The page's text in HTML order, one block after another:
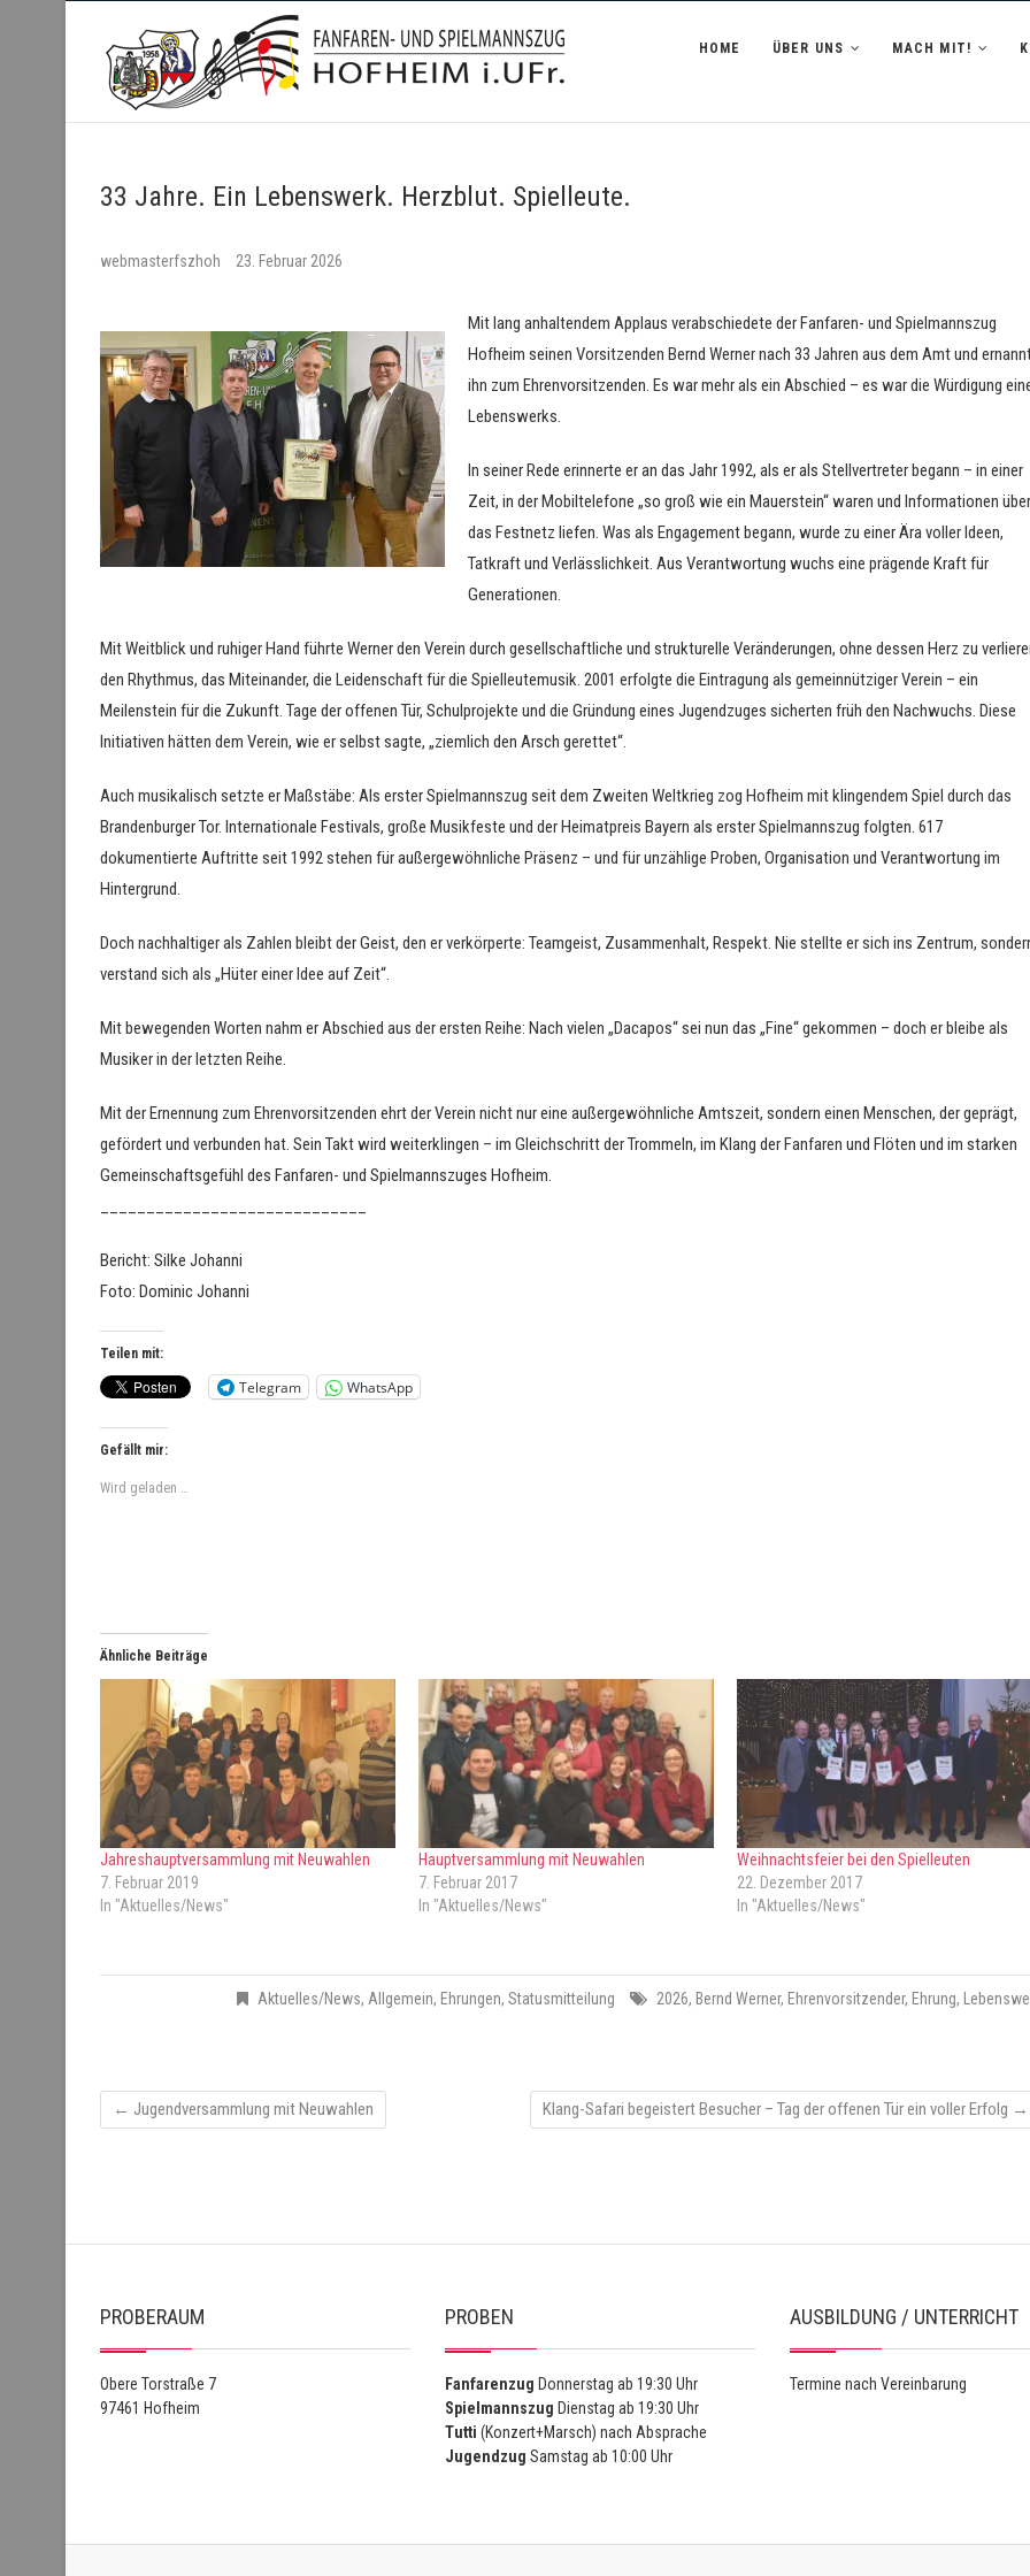
Fanfaren- und Spielmannszug Hofheim i.UFr.
HOME ÜBER UNS MACH MIT!
33 Jahre. Ein Lebenswerk. Herzblut. Spielleute.
webmasterfszhoh 23. Februar 2026
Mit lang anhaltendem Applaus verabschiedete der Fanfaren- und Spielmannszug
Hofheim seinen Vorsitzenden Bernd Werner nach 33 Jahren aus dem Amt und
ihn zum Ehrenvorsitzenden. Es war mehr als ein Abschied – es war die Würdigung
Lebenswerks.
In seiner Rede erinnerte er an das Jahr 1992, als er als Stellvertreter begann – in einer
Zeit, in der Mobiltelefone „so groß wie ein Mauerstein“ waren und Informationen über
das Festnetz liefen. Was als Engagement begann, wurde zu einer Ära voller Ideen,
Tatkraft und Verlässlichkeit. Aus Verantwortung wuchs eine prägende Kraft für
Generationen.
Mit Weitblick und ruhiger Hand führte Werner den Verein durch gesellschaftliche und strukturelle Veränderungen, ohne dessen Herz zu
den Rhythmus, das Miteinander, die Leidenschaft für die Spielleutemusik. 2001 erfolgte die Eintragung als gemeinnütziger Verein – ein
Meilenstein für die Zukunft. Tage der offenen Tür, Schulprojekte und die Gründung eines Jugendzuges sicherten früh den Nachwuchs. Diese
Initiativen hätten dem Verein, wie er selbst sagte, „ziemlich den Arsch gerettet“.
Auch musikalisch setzte er Maßstäbe: Als erster Spielmannszug seit dem Zweiten Weltkrieg zog Hofheim mit klingendem Spiel durch das
Brandenburger Tor. Internationale Festivals, große Musikfeste und der Heimatpreis Bayern als erster Spielmannszug folgten. 617
dokumentierte Auftritte seit 1992 stehen für außergewöhnliche Präsenz – und für unzählige Proben, Organisation und Verantwortung im
Hintergrund.
Doch nachhaltiger als Zahlen bleibt der Geist, den er verkörperte: Teamgeist, Zusammenhalt, Respekt. Nie stellte er sich ins Zentrum,
verstand sich als „Hüter einer Idee auf Zeit“.
Mit bewegenden Worten nahm er Abschied aus der ersten Reihe: Nach vielen „Dacapos“ sei nun das „Fine“ gekommen – doch er bleibe als
Musiker in der letzten Reihe.
Mit der Ernennung zum Ehrenvorsitzenden ehrt der Verein nicht nur eine außergewöhnliche Amtszeit, sondern einen Menschen, der geprägt,
gefördert und verbunden hat. Sein Takt wird weiterklingen – im Gleichschritt der Trommeln, im Klang der Fanfaren und Flöten und im starken
Gemeinschaftsgefühl des Fanfaren- und Spielmannszuges Hofheim.
Bericht: Silke Johanni
Foto: Dominic Johanni
Teilen mit:
Telegram WhatsApp
Gefällt mir:
Wird geladen …
Ähnliche Beiträge
Jahreshauptversammlung mit Neuwahlen
7. Februar 2019
In "Aktuelles/News"
Hauptversammlung mit Neuwahlen
7. Februar 2017
In "Aktuelles/News"
Weihnachtsfeier bei den Spielleuten
22. Dezember 2017
In "Aktuelles/News"
Aktuelles/News, Allgemein, Ehrungen, Statusmitteilung 2026, Bernd Werner, Ehrenvorsitzender, Ehrung,
← Jugendversammlung mit Neuwahlen Klang-Safari begeistert Besucher – Tag der offenen Tür ein voller Erfolg →
PROBERAUM
Obere Torstraße 7
97461 Hofheim
PROBEN
Fanfarenzug Donnerstag ab 19:30 Uhr
Spielmannszug Dienstag ab 19:30 Uhr
Tutti (Konzert+Marsch) nach Absprache
Jugendzug Samstag ab 10:00 Uhr
AUSBILDUNG / UNTERRICHT
Termine nach Vereinbarung